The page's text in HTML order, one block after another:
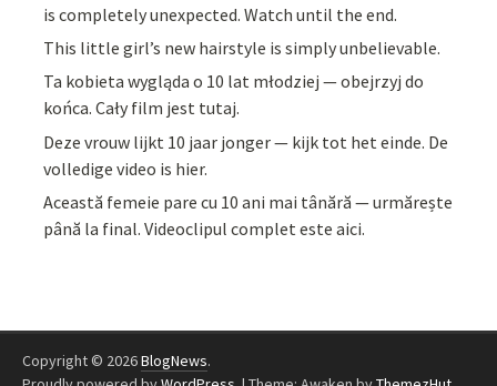
is completely unexpected. Watch until the end.
This little girl’s new hairstyle is simply unbelievable.
Ta kobieta wygląda o 10 lat młodziej — obejrzyj do
końca. Cały film jest tutaj.
Deze vrouw lijkt 10 jaar jonger — kijk tot het einde. De
volledige video is hier.
Această femeie pare cu 10 ani mai tânără — urmărește
până la final. Videoclipul complet este aici.
Copyright © 2026BlogNews.